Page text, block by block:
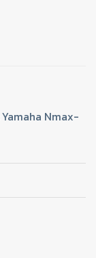
Yamaha Nmax-